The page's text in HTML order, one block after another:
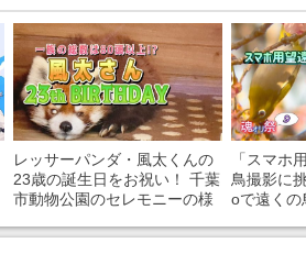
レッサーパンダ・風太くんの
23歳の誕生日をお祝い！ 千葉
市動物公園のセレモニーの様
「スマホ
鳥撮影に
oで遠くの